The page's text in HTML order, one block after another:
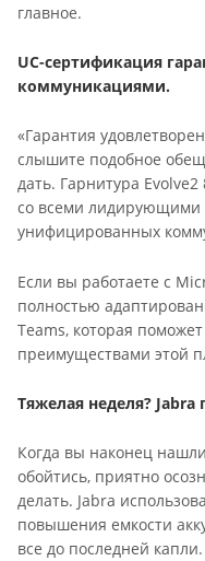
главное.
UС-сертификация
коммуникациями.
«Гарантия
слышите подобное
дать. Гарнитура
со всеми лидирующими
унифицированных
Если вы работаете с
полностью
Teams, которая
преимуществами этой
Тяжелая неделя? Jabra
Когда вы наконец
обойтись, приятно
делать. Jabra
повышения емкости
все до последней